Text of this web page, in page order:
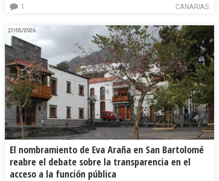
CANARIAS
1
27/05/2026
El nombramiento de Eva Araña en San Bartolomé
reabre el debate sobre la transparencia en el
acceso a la función pública